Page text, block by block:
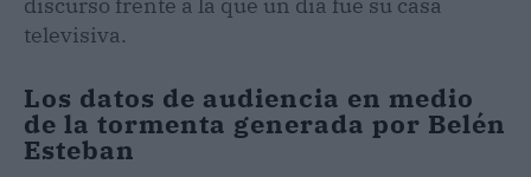
televisiva.
Los datos de audiencia en medio
de la tormenta generada por Belén
Esteban